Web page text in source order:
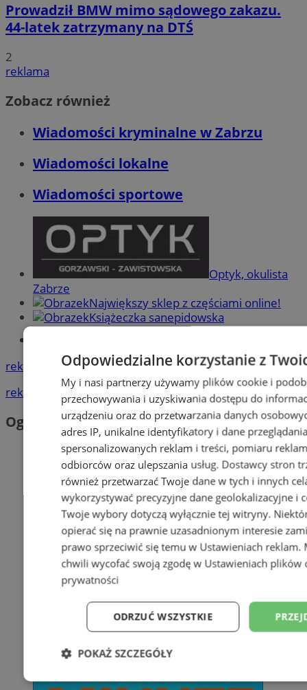
Prowadził BMW mimo sądowego zakazu.
44-latek zatrzymany na DTŚ
2
reklama
Zobacz również
Wiadomości kryminalne w Zabrzu
Wiadomości lokalne
Wiadomości sportowe
Optyk, okulista
Zabrze
Największy sklep z częściami online!
Książeczka sanepidowska
reklama
reklama
Ogłoszenia
Odpowiedzialne korzystanie z
My i nasi partnerzy używamy plików cookie i
przechowywania i uzyskiwania dostępu do
urządzeniu oraz do przetwarzania danych
adres IP, unikalne identyfikatory i dane
spersonalizowanych reklam i treści, pomiaru
odbiorców oraz ulepszania usług. Dostawcy stron
również przetwarzać Twoje dane w tych i innych
wykorzystywać precyzyjne dane geolokalizacyjne i
Twoje wybory dotyczą wyłącznie tej witryny.
opierać się na prawnie uzasadnionym interesie
prawo sprzeciwić się temu w Ustawieniach reklam.
chwili wycofać swoją zgodę w Ustawieniach plików
prywatności
ODRZUĆ WSZYSTKIE
POKAŻ SZCZEGÓŁY
Niezbędne Wydajność